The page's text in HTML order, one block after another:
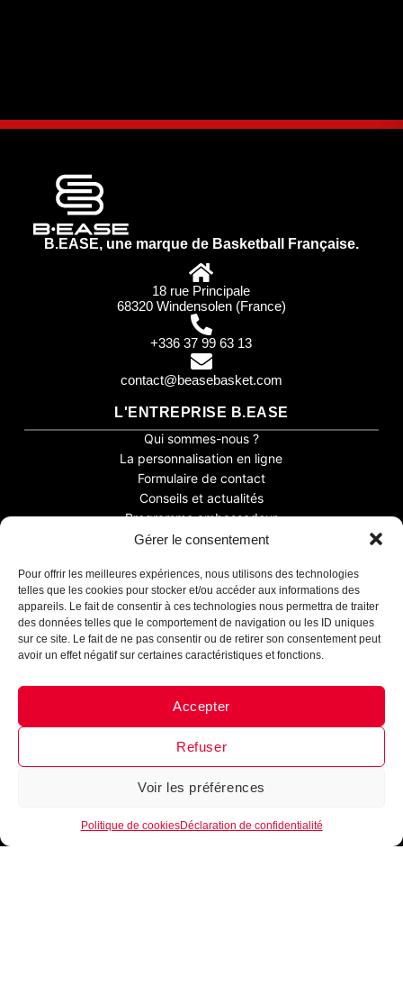
Gérer le consentement
Pour offrir les meilleures expériences, nous utilisons des technologies
telles que les cookies pour stocker et/ou accéder aux informations des
appareils. Le fait de consentir à ces technologies nous permettra de traiter
des données telles que le comportement de navigation ou les ID uniques
sur ce site. Le fait de ne pas consentir ou de retirer son consentement peut
avoir un effet négatif sur certaines caractéristiques et fonctions.
Accepter
Refuser
Voir les préférences
Politique de cookiesDéclaration de confidentialité
Assistant B.EASE
Messenger · Instagram
B.EASE, une marque de Basketball Française.
18 rue Principale
68320 Windensolen (France)
+336 37 99 63 13
contact@beasebasket.com
L'ENTREPRISE B.EASE
Qui sommes-nous ?
La personnalisation en ligne
Formulaire de contact
Conseils et actualités
Programme ambassadeur
Tenue de basket
Maillot de basket
Short de basket
Sur-maillot
Autres
INFORMATIONS
Guide de tailles
Mentions légales
Conditions générales de vente
Plan du site